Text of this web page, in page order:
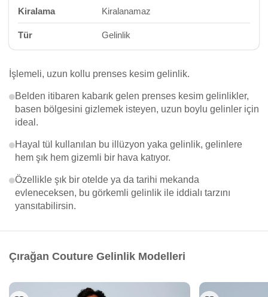
Kiralama Kiralanamaz
Tür Gelinlik
İşlemeli, uzun kollu prenses kesim gelinlik.
Belden itibaren kabarık gelen prenses kesim gelinlikler,
basen bölgesini gizlemek isteyen, uzun boylu gelinler için
ideal.
Hayal tül kullanılan bu illüzyon yaka gelinlik, gelinlere
hem şık hem gizemli bir hava katıyor.
Özellikle şık bir otelde ya da tarihi mekanda
evleneceksen, bu görkemli gelinlik ile iddialı tarzını
yansıtabilirsin.
Çırağan Couture Gelinlik Modelleri